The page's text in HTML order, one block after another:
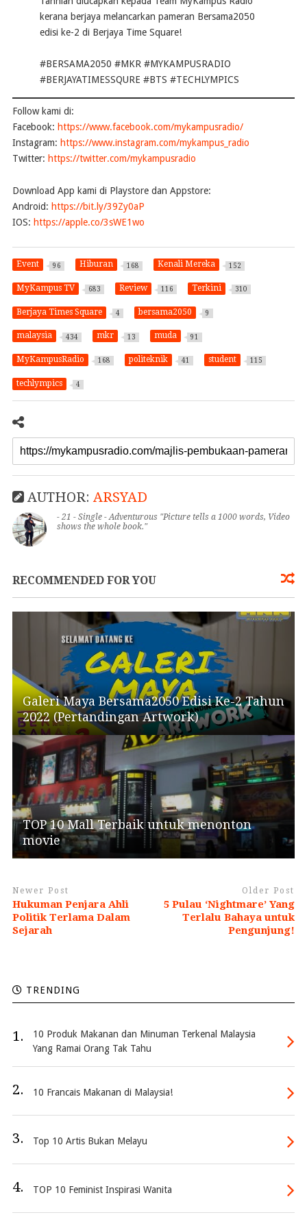
kerana berjaya melancarkan pameran Bersama2050
edisi ke-2 di Berjaya Time Square!
#BERSAMA2050 #MKR #MYKAMPUSRADIO
#BERJAYATIMESSQURE #BTS #TECHLYMPICS
Follow kami di:
Facebook: https://www.facebook.com/mykampusradio/
Instagram: https://www.instagram.com/mykampus_radio
Twitter: https://twitter.com/mykampusradio
Download App kami di Playstore dan Appstore:
Android: https://bit.ly/39Zy0aP
IOS: https://apple.co/3sWE1wo
Event 96 Hiburan 168 Kenali Mereka 152
MyKampus TV 683 Review 116 Terkini 310
Berjaya Times Square 4 bersama2050 9
malaysia 434 mkr 13 muda 91
MyKampusRadio 168 politeknik 41 student 115
techlympics 4
AUTHOR:ARSYAD
- 21 - Single - Adventurous "Picture tells a 1000 words, Video
shows the whole book."
RECOMMENDED FOR YOU
Galeri Maya Bersama2050 Edisi Ke-2 Tahun
2022 (Pertandingan Artwork)
TOP 10 Mall Terbaik untuk menonton
movie
Newer Post
Hukuman Penjara Ahli
Politik Terlama Dalam
Sejarah
Older Post
5 Pulau ‘Nightmare’ Yang
Terlalu Bahaya untuk
Pengunjung!
TRENDING
1.
10 Produk Makanan dan Minuman Terkenal Malaysia
Yang Ramai Orang Tak Tahu
2. 10 Francais Makanan di Malaysia!
3. Top 10 Artis Bukan Melayu
4. TOP 10 Feminist Inspirasi Wanita